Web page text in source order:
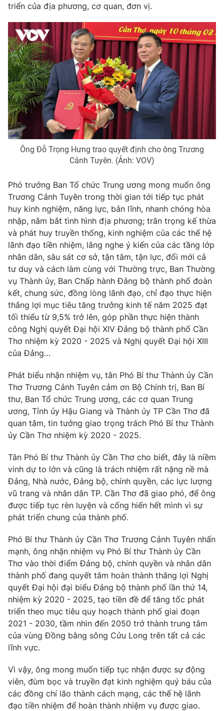
VTV Sức khoẻ
Thị trường 24h Tấm lòng Việt
VTV4 Vươn mình bằng AI
VTV9 VTV8
Liên hệ tòa soạn English
THỜI BÁO VTV
Theo dõi báo trên
Cơ quan chủ quản:Đài Truyền hình Việt Nam
Cơ quan báo chí: Thời báo VTV
Giấy phép hoạt động báo in và báo điện tử số 483/GP-BTTTT
cấp ngày 29/12/2023
Tổng Biên tập: Vũ Thanh Thủy
Phó Tổng Biên tập: Nguyễn Thị Mỹ Hạnh, Phạm Quốc Thắng,
Nguyễn Trọng Ninh
Tổng đài VTV:
Email:toasoan@vtv.vn
Liên hệ quảng cáo:024-7300.7108
® Cấm sao chép dưới mọi hình thức nếu không có sự chấp
thuận bằng văn bản. Ghi rõ nguồn VTV.vn khi phát hành lại
thông tin từ website này.
triển của địa phương, cơ quan, đơn vị.
Ông Đỗ Trọng Hưng trao quyết định cho ông Trương
Cảnh Tuyên. (Ảnh: VOV)
Phó trưởng Ban Tổ chức Trung ương mong muốn ông
Trương Cảnh Tuyên trong thời gian tới tiếp tục phát
huy kinh nghiệm, năng lực, bản lĩnh, nhanh chóng hòa
nhập, nắm bắt tình hình địa phương; trân trọng kế thừa
và phát huy truyền thống, kinh nghiệm của các thế hệ
lãnh đạo tiền nhiệm, lắng nghe ý kiến của các tầng lớp
nhân dân, sâu sát cơ sở, tận tâm, tận lực, đổi mới cả
tư duy và cách làm cùng với Thường trực, Ban Thường
vụ Thành ủy, Ban Chấp hành Đảng bộ thành phố đoàn
kết, chung sức, đồng lòng lãnh đạo, chỉ đạo thực hiện
thắng lợi mục tiêu tăng trưởng kinh tế năm 2025 đạt
tối thiểu từ 9,5% trở lên, góp phần thực hiện thành
công Nghị quyết Đại hội XIV Đảng bộ thành phố Cần
Thơ nhiệm kỳ 2020 - 2025 và Nghị quyết Đại hội XIII
của Đảng…
Phát biểu nhận nhiệm vụ, tân Phó Bí thư Thành ủy Cần
Thơ Trương Cảnh Tuyên cảm ơn Bộ Chính trị, Ban Bí
thư, Ban Tổ chức Trung ương, các cơ quan Trung
ương, Tỉnh ủy Hậu Giang và Thành ủy TP Cần Thơ đã
quan tâm, tin tưởng giao trọng trách Phó Bí thư Thành
ủy Cần Thơ nhiệm kỳ 2020 - 2025.
Tân Phó Bí thư Thành ủy Cần Thơ cho biết, đây là niềm
vinh dự to lớn và cũng là trách nhiệm rất nặng nề mà
Đảng, Nhà nước, Đảng bộ, chính quyền, các lực lượng
vũ trang và nhân dân TP. Cần Thơ đã giao phó, để ông
được tiếp tục rèn luyện và cống hiến hết mình vì sự
phát triển chung của thành phố.
Phó Bí thư Thành ủy Cần Thơ Trương Cảnh Tuyên nhấn
mạnh, ông nhận nhiệm vụ Phó Bí thư Thành ủy Cần
Thơ vào thời điểm Đảng bộ, chính quyền và nhân dân
thành phố đang quyết tâm hoàn thành thắng lợi Nghị
quyết Đại hội đại biểu Đảng bộ thành phố lần thứ 14,
nhiệm kỳ 2020 - 2025, tạo tiền đề để tăng tốc phát
triển theo mục tiêu quy hoạch thành phố giai đoạn
2021 - 2030, tầm nhìn đến 2050 trở thành trung tâm
của vùng Đồng bằng sông Cửu Long trên tất cả các
lĩnh vực.
Vì vậy, ông mong muốn tiếp tục nhận được sự động
viên, đùm bọc và truyền đạt kinh nghiệm quý báu của
các đồng chí lão thành cách mạng, các thế hệ lãnh
đạo tiền nhiệm để hoàn thành nhiệm vụ được giao.